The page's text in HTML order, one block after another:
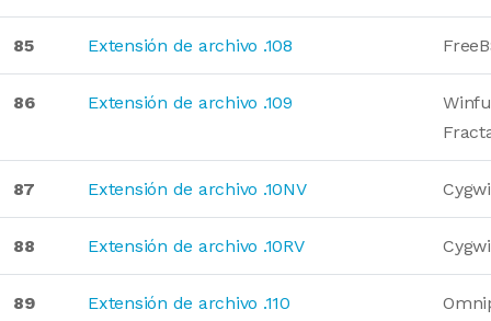
85 Extensión de archivo .108
86 Extensión de archivo .109
87 Extensión de archivo .10NV
88 Extensión de archivo .10RV
89 Extensión de archivo .110